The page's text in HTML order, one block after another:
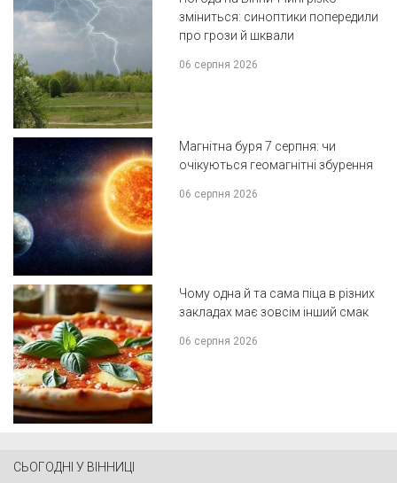
зміниться: синоптики попередили
про грози й шквали
06 серпня 2026
Магнітна буря 7 серпня: чи
очікуються геомагнітні збурення
06 серпня 2026
Чому одна й та сама піца в різних
закладах має зовсім інший смак
06 серпня 2026
СЬОГОДНІ У ВІННИЦІ